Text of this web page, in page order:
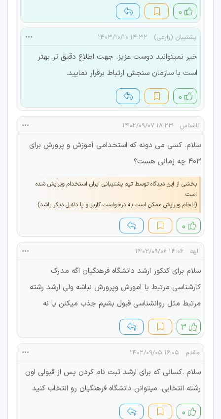
۰
پشتیبان (زارعی) ۱۴:۳۲ ۱۴۰۳/۱۰/۱۰
خیر نمیتوانید دوست عزیز. جهت اطلاع دقیق تر بهتر
است با سازمان سنجش ارتباط برقرار نمایید.
۰
ناشناس ۱۸:۲۳ ۱۴۰۲/۰۹/۰۷
سلام. کسی می دونه که استخدامی آموزش و پرورش برای
۴۰۳ چه زمانی هست؟
بخشی از این دیدگاه توسط تیم پشتیبانی ایران استخدام ویرایش شده
است.
(انجام ویرایش ممکن است به درخواست کاربر و یا دلایل دیگر باشد)
۰
الهه ۱۴:۰۶ ۱۴۰۲/۰۹/۰۶
سلام برای کنکور ارشد دانشگاه فرهنگیان اگه مدرک
کارشناسی مرتبط با آموزش وپرورش نباشه ولی ارشد رشته
مرتبط مثل روانشناسی قبول بشیم جذب میکنن یا نه
۳
مقدم ۱۶:۰۵ ۱۴۰۲/۰۹/۰۵
سلام .کسانی که برای ارشد ثبت نام کردن پس از قبولی اون
رشته انتخابی. میتوانن دانشگاه فرهنگیان رو انتخاب کنید
۰